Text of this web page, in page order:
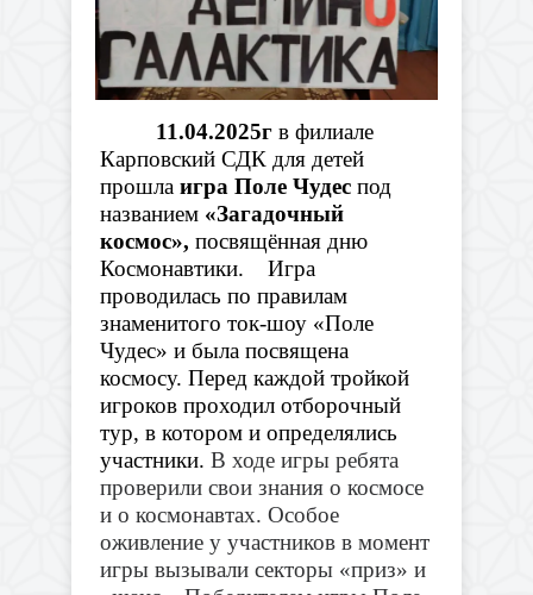
11.04.2025г в филиале
Карповский СДК для детей
прошлаигра Поле Чудес под
названием«Загадочный
космос», посвящённая дню
Космонавтики.
Игра
проводилась по правилам
знаменитого ток-шоу «Поле
Чудес» и была посвящена
космосу. Перед каждой тройкой
игроков проходил отборочный
тур, в котором и определялись
участники. В ходе игры ребята
проверили свои знания о космосе
и о космонавтах. Особое
оживление у участников в момент
игры вызывали секторы «приз» и